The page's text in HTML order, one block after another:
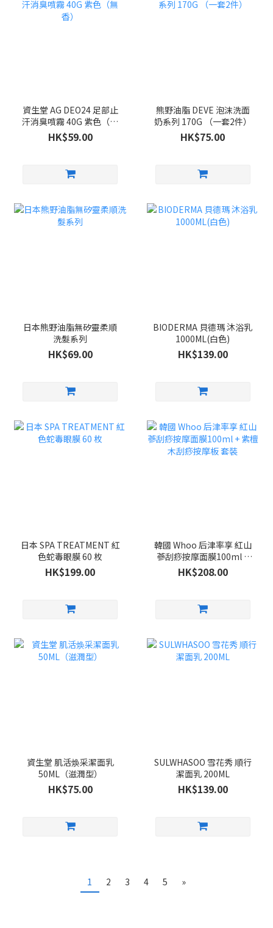
資生堂 AG DEO24 足部止
汗消臭噴霧 40G 紫色（無
香）
HK$59.00
熊野油脂 DEVE 泡沫洗面
奶系列 170G （一套2件）
HK$75.00
日本熊野油脂無矽靈柔順
洗髮系列
HK$69.00
BIODERMA 貝德瑪 沐浴乳
1000ML(白色)
HK$139.00
日本 SPA TREATMENT 紅
色蛇毒眼膜 60 枚
HK$199.00
韓國 Whoo 后津率享 紅山
蔘刮痧按摩面膜100ml +
紫檀木刮痧按摩板 套裝
HK$208.00
資生堂 肌活焕采潔面乳
50ML（滋潤型）
HK$75.00
SULWHASOO 雪花秀 順行
潔面乳 200ML
HK$139.00
1 2 3 4 5 »